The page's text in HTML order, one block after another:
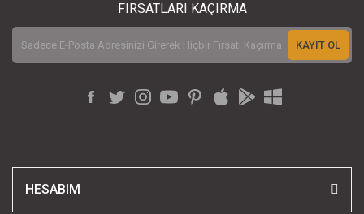
FIRSATLARI KAÇIRMA
KAYIT OL
HESABIM